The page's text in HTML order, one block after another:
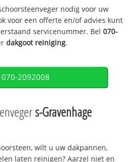
nodig voor uw
voor een offerte en/of advies kunt
servicenummer. Bel070-
dakgoot reiniging.
070-2092008
s-Gravenhage
wilt u uw dakpannen,
laten reinigen? Aarzel niet en